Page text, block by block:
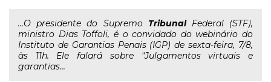
...O presidente do Supremo TribunalFederal (STF),
ministro Dias Toffoli, é o convidado do webinário do
Instituto de Garantias Penais (IGP) de sexta-feira, 7/8,
às 11h. Ele falará sobre "Julgamentos virtuais e
garantias...